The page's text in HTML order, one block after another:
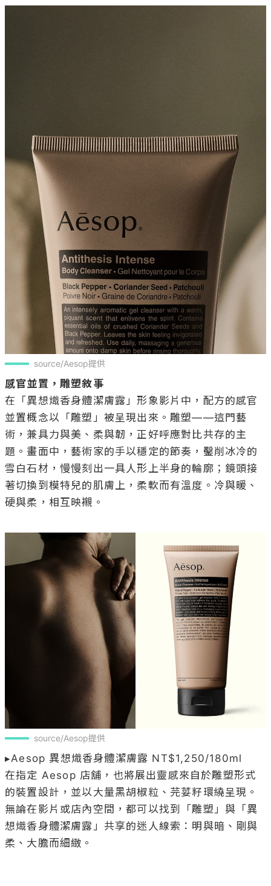
source/Aesop提供
感官並置，雕塑敘事
在「異想熾香身體潔膚露」形象影片中，配方的感官
並置概念以「雕塑」被呈現出來。雕塑——這門藝
術，兼具力與美、柔與韌，正好呼應對比共存的主
題。畫面中，藝術家的手以穩定的節奏，鑿削冰冷的
雪白石材，慢慢刻出一具人形上半身的輪廓；鏡頭接
著切換到模特兒的肌膚上，柔軟而有溫度。冷與暖、
硬與柔，相互映襯。
source/Aesop提供
▸Aesop 異想熾香身體潔膚露 NT$1,250/180ml
在指定 Aesop 店舖，也將展出靈感來自於雕塑形式
的裝置設計，並以大量黑胡椒粒、芫荽籽環繞呈現。
無論在影片或店內空間，都可以找到「雕塑」與「異
想熾香身體潔膚露」共享的迷人線索：明與暗、剛與
柔、大膽而細緻。